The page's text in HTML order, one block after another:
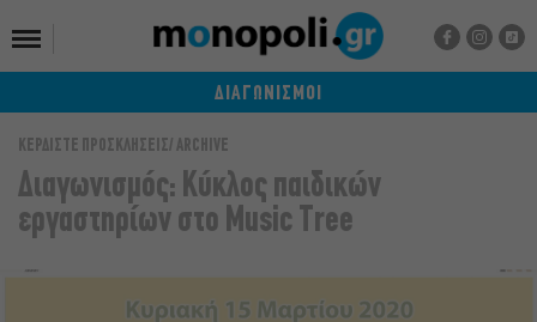
ΔΙΑΓΩΝΙΣΜΟΙ
ΚΕΡΔΙΣΤΕ ΠΡΟΣΚΛΗΣΕΙΣ ARCHIVE
Διαγωνισμός: Κύκλος παιδικών
εργαστηρίων στο Music Tree